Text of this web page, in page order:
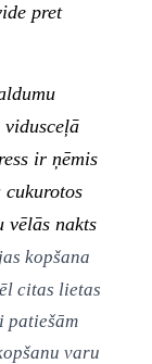
pret
ir ņēmis
vēlās nakts
kopšana
citas lietas
patiešām
varu